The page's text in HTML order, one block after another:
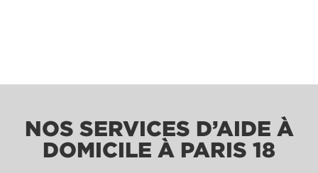
NOS SERVICES D’AIDE À
DOMICILE À PARIS 18